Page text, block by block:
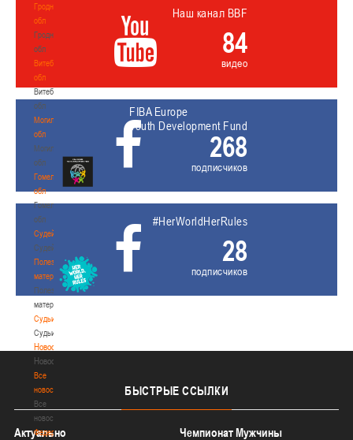
Гродненская
обл
Гродненская
обл
Витебская
обл
Витебская
обл
Могилевская
обл
Могилевская
обл
Гомельская
обл
Гомельская
обл
Судейство
Судейство
Полезные
материалы
Полезные
материалы
Судьи
Судьи
Новости
Новости
Все
новости
Все
новости
Федерация
Наш канал BBF
84
видео
FIBA Europe
Youth Development Fund
268
подписчиков
#HerWorldHerRules
28
подписчиков
БЫСТРЫЕ ССЫЛКИ
Актуально
Чемпионат Мужчины